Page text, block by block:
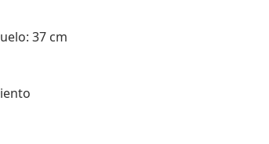
37 cm